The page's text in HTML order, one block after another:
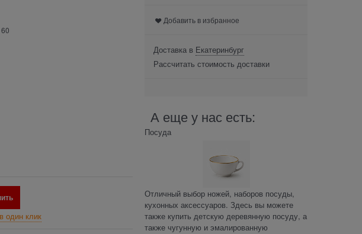
60
один клик
Добавить в избранное
Доставка в Екатеринбург
Рассчитать стоимость доставки
А еще у нас есть:
Посуда
Отличный выбор ножей, наборов посуды,
кухонных аксессуаров. Здесь вы можете
также купить детскую деревянную посуду, а
также чугунную и эмалированную